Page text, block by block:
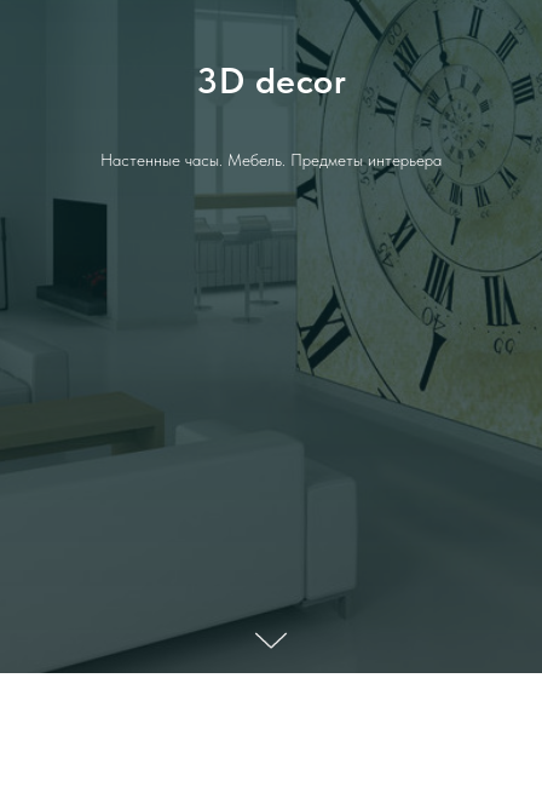
3D decor
Настенные часы. Мебель. Предметы интерьера